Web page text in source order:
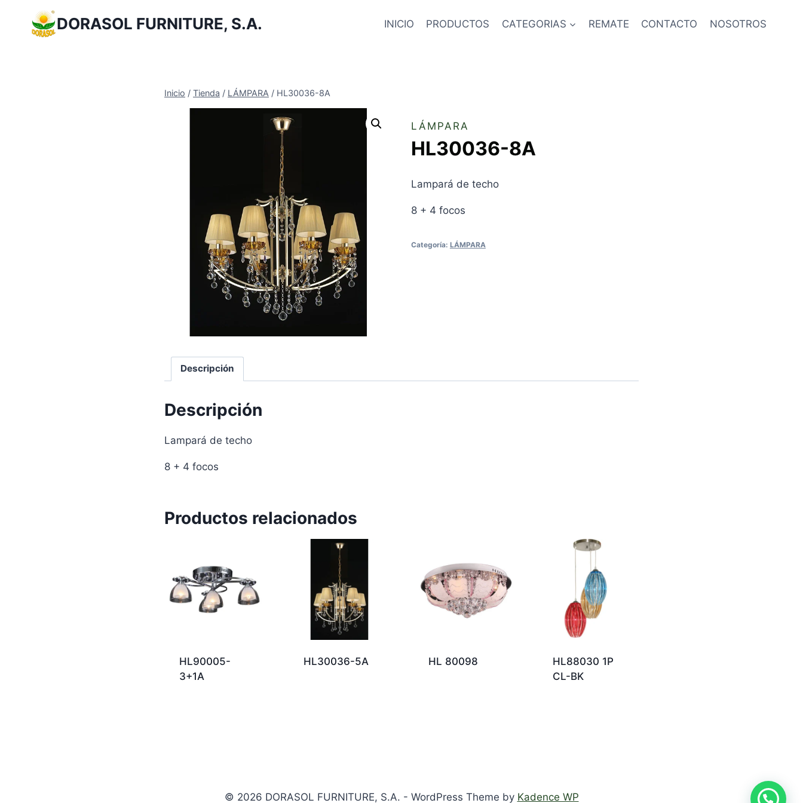
Contenido
DORASOL FURNITURE, S.A. INICIO PRODUCTOS CATEGORIAS REMATE CONTACTO NOSOTROS
Inicio / Tienda / LÁMPARA / HL30036-8A
LÁMPARA
HL30036-8A
Lampará de techo
8 + 4 focos
Categoría: LÁMPARA
Descripción
Descripción
Lampará de techo
8 + 4 focos
Productos relacionados
HL90005-
3+1A
HL30036-5A HL 80098
HL88030 1P
CL-BK
© 2026 DORASOL FURNITURE, S.A. - WordPress Theme by Kadence WP